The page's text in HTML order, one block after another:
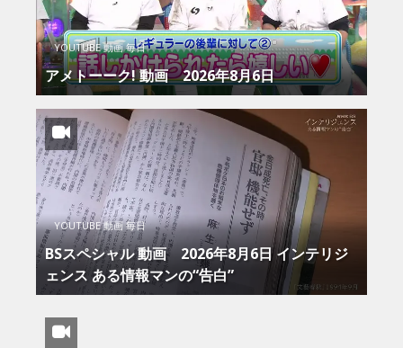
YOUTUBE 動画 毎日
アメトーーク! 動画 2026年8月6日
YOUTUBE 動画 毎日
BSスペシャル 動画 2026年8月6日 インテリジ
ェンス ある情報マンの“告白”